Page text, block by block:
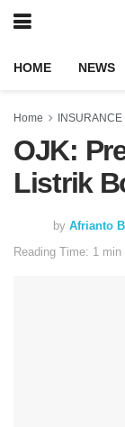
HOME NEWS
Home INSURANCE
OJK:
Listrik
by Afrianto
Reading Time: 1 min